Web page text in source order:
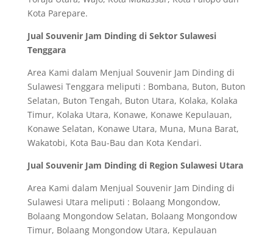
Kota Parepare.
Jual Souvenir Jam Dinding di Sektor Sulawesi
Tenggara
Area Kami dalam Menjual Souvenir Jam Dinding di
Sulawesi Tenggara meliputi : Bombana, Buton, Buton
Selatan, Buton Tengah, Buton Utara, Kolaka, Kolaka
Timur, Kolaka Utara, Konawe, Konawe Kepulauan,
Konawe Selatan, Konawe Utara, Muna, Muna Barat,
Wakatobi, Kota Bau-Bau dan Kota Kendari.
Jual Souvenir Jam Dinding di Region Sulawesi Utara
Area Kami dalam Menjual Souvenir Jam Dinding di
Sulawesi Utara meliputi : Bolaang Mongondow,
Bolaang Mongondow Selatan, Bolaang Mongondow
Timur, Bolaang Mongondow Utara, Kepulauan